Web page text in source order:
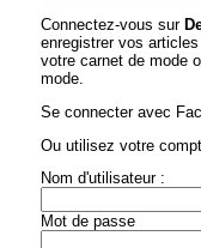
Connectez-vous sur
enregistrer vos
votre carnet de mode
mode.
Se connecter avec
Ou utilisez votre
Nom d'utilisateur :
Mot de passe